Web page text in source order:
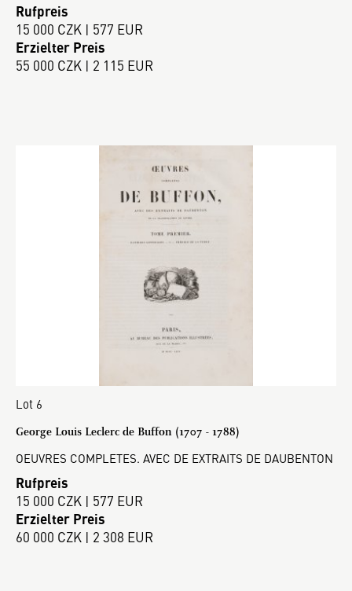
Rufpreis
15 000 CZK | 577 EUR
Erzielter Preis
55 000 CZK | 2 115 EUR
Lot 6
George Louis Leclerc de Buffon (1707 - 1788)
OEUVRES COMPLETES. AVEC DE EXTRAITS DE DAUBENTON
Rufpreis
15 000 CZK | 577 EUR
Erzielter Preis
60 000 CZK | 2 308 EUR